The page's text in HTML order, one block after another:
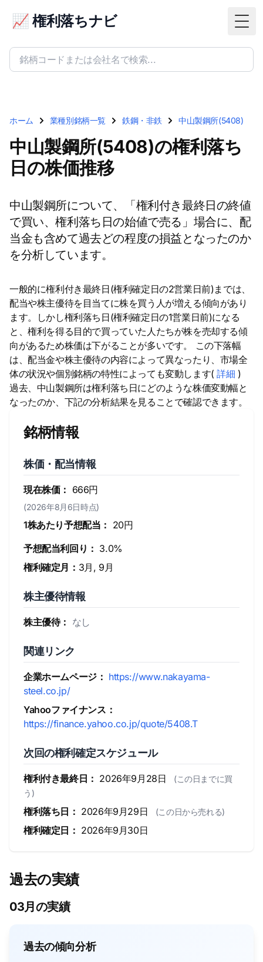
📈 権利落ちナビ
ホーム 業種別銘柄一覧 鉄鋼・非鉄 中山製鋼所(5408)
中山製鋼所(5408)の権利落ち
日の株価推移
中山製鋼所について、「権利付き最終日の終値
で買い、権利落ち日の始値で売る」場合に、配
当金も含めて過去どの程度の損益となったのか
を分析しています。
一般的に権利付き最終日(権利確定日の2営業日前)までは、
配当や株主優待を目当てに株を買う人が増える傾向があり
ます。しかし権利落ち日(権利確定日の1営業日前)になる
と、権利を得る目的で買っていた人たちが株を売却する傾
向があるため株価は下がることが多いです。 この下落幅
は、配当金や株主優待の内容によって異なったり、市場全
体の状況や個別銘柄の特性によっても変動します(詳細 )
過去、中山製鋼所は権利落ち日にどのような株価変動幅と
なったのか、下記の分析結果を見ることで確認できます。
銘柄情報
株価・配当情報
現在株価： 666円
(2026年8月6日時点)
1株あたり予想配当： 20円
予想配当利回り： 3.0%
権利確定月： 3月, 9月
株主優待情報
株主優待： なし
関連リンク
企業ホームページ： https://www.nakayama-
steel.co.jp/
Yahooファイナンス：
https://finance.yahoo.co.jp/quote/5408.T
次回の権利確定スケジュール
権利付き最終日： 2026年9月28日
(この日までに買
う)
権利落ち日： 2026年9月29日 (この日から売れる)
権利確定日： 2026年9月30日
過去の実績
03月の実績
過去の傾向分析